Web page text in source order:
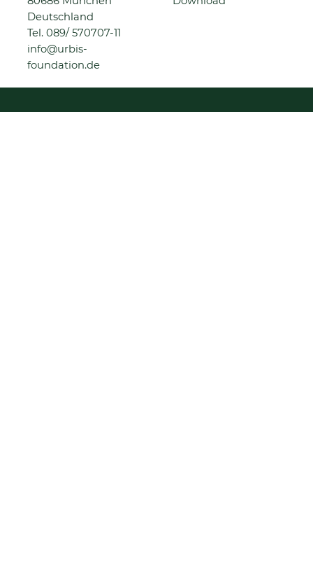
Deutschland
Tel.089/ 570707-11
info@urbis-
foundation.de